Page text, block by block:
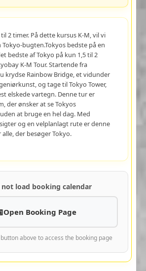
2 timer. På dette kursus K-M, vil vi
bugten.Tokyos bedste på en
bedste af Tokyo på kun 1,5 til 2
K-M Tour. Startende fra
krydse Rainbow Bridge, et vidunder
og tage til Tokyo Tower,
elskede vartegn. Denne tur er
der ønsker at se Tokyos
at bruge en hel dag. Med
og en velplanlagt rute er denne
der besøger Tokyo.
not load booking calendar
Open Booking Page
above to access the booking page